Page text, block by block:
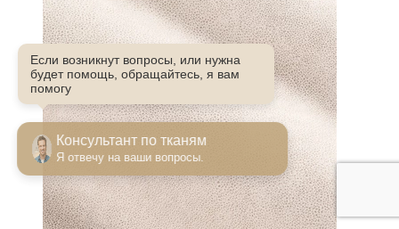
Если возникнут вопросы, или нужна
будет помощь, обращайтесь, я вам
помогу
Консультант по тканям
Я отвечу на ваши вопросы.